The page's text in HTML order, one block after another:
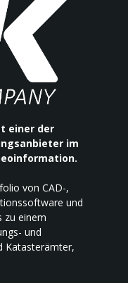
einer der
im
von CAD-,
und
zu einem
und
Katasterämter,